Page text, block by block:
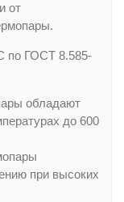
от
по ГОСТ 8.585-
обладают
до 600
при высоких